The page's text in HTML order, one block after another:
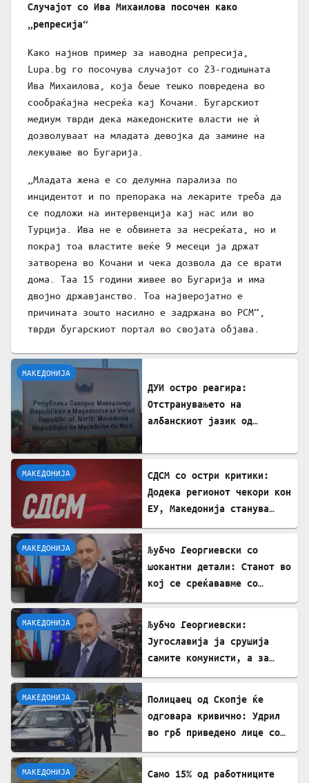
Случајот со Ива Михаилова посочен како
„репресија“
Како најнов пример за наводна репресија,
Lupa.bg го посочува случајот со 23-годишната
Ива Михаилова, која беше тешко повредена во
сообраќајна несреќа кај Кочани. Бугарскиот
медиум тврди дека македонските власти не ѝ
дозволуваат на младата девојка да замине на
лекување во Бугарија.
„Младата жена е со делумна парализа по
инцидентот и по препорака на лекарите треба да
се подложи на интервенција кај нас или во
Турција. Ива не е обвинета за несреќата, но и
покрај тоа властите веќе 9 месеци ја држат
затворена во Кочани и чека дозвола да се врати
дома. Таа 15 години живее во Бугарија и има
двојно државјанство. Тоа најверојатно е
причината зошто насилно е задржана во РСМ“,
тврди бугарскиот портал во својата објава.
МАКЕДОНИЈА
ДУИ остро реагира:
Отстранувањето на
албанскиот јазик од
тешка провокација
МАКЕДОНИЈА
СДСМ со остри критики:
Додека регионот чекори кон
ЕУ, Македонија станува
МАКЕДОНИЈА
Љубчо Георгиевски со
шокантни детали: Станот во
кој се среќававме со
МАКЕДОНИЈА
Љубчо Георгиевски:
Југославија ја срушија
самите комунисти, а за
МАКЕДОНИЈА
Полицаец од Скопје ќе
одговара кривично: Удрил
во грб приведено лице со
МАКЕДОНИЈА
Само 15% од работниците